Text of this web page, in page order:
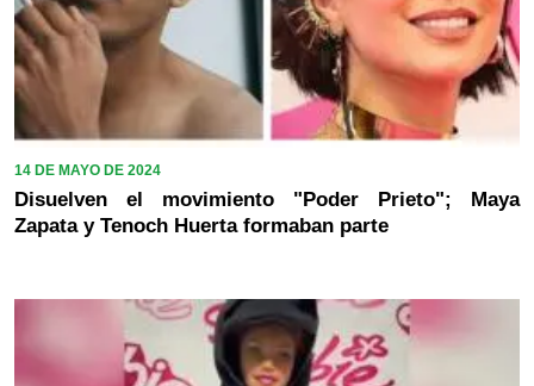
14 DE MAYO DE 2024
Disuelven el movimiento "Poder Prieto"; Maya
Zapata y Tenoch Huerta formaban parte